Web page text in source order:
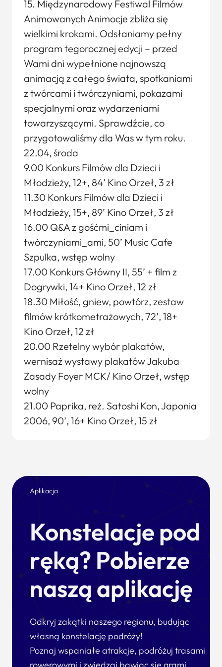
15. Międzynarodowy Festiwal Filmów
Animowanych Animocje zbliża się
wielkimi krokami. Odsłaniamy pełny
program tegorocznej edycji – przed
Wami dni wypełnione najnowszą
animacją z całego świata, spotkaniami
z twórcami i twórczyniami, pokazami
specjalnymi oraz wydarzeniami
towarzyszącymi. Sprawdźcie, co
przygotowaliśmy dla Was w tym roku.
22.04, środa
9.00 Konkurs Filmów dla Dzieci i
Młodzieży, 12+, 84’ Kino Orzeł, 3 zł
11.30 Konkurs Filmów dla Dzieci i
Młodzieży, 15+, 89’ Kino Orzeł, 3 zł
16.00 Q&A z gośćmi_ciniam i
twórczyniami_ami, 50’ Music Cafe
Szpulka, wstęp wolny
17.00 Konkurs Główny II, 55’ + film z
Dogrywki, 14+ Kino Orzeł, 12 zł
18.30 Miłość, gniew, powtórz, zestaw
filmów krótkometrażowych, 72’, 18+
Kino Orzeł, 12 zł
20.00 Rzetelny wybór plakatów,
wernisaż wystawy plakatów Jakuba
Zasady Foyer MCK/ Kino Orzeł, wstęp
wolny
21.00 Paprika, reż. Satoshi Kon, Japonia
2006, 90’, 16+ Kino Orzeł, 15 zł
Aplikacja
Konstelacje pod
ręką? Pobierze
naszą aplikację
Odkryj zakątki naszego regionu, budując
własną konstelację podróży!
Poznaj wspaniałe atrakcje, podróżuj trasami